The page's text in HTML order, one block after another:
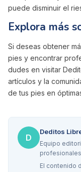
puede disminuir el
Explora más
Si deseas obtener
pies y encontrar
dudes en visitar
artículos y la
de tus pies en
D
Deditos
Equipo
El contenido